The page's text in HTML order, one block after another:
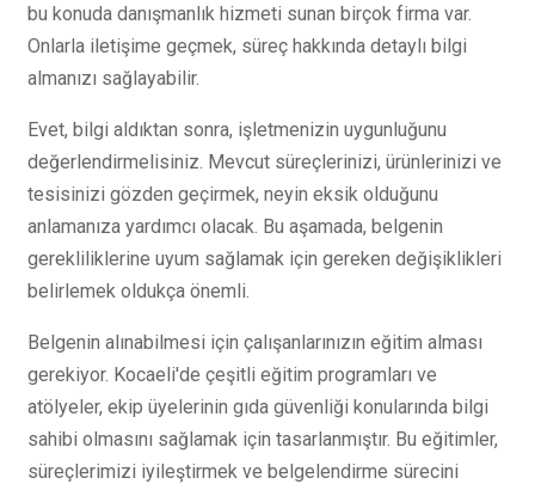
bu konuda danışmanlık hizmeti sunan birçok firma var.
Onlarla iletişime geçmek, süreç hakkında detaylı bilgi
almanızı sağlayabilir.
Evet, bilgi aldıktan sonra, işletmenizin uygunluğunu
değerlendirmelisiniz. Mevcut süreçlerinizi, ürünlerinizi ve
tesisinizi gözden geçirmek, neyin eksik olduğunu
anlamanıza yardımcı olacak. Bu aşamada, belgenin
gerekliliklerine uyum sağlamak için gereken değişiklikleri
belirlemek oldukça önemli.
Belgenin alınabilmesi için çalışanlarınızın eğitim alması
gerekiyor. Kocaeli'de çeşitli eğitim programları ve
atölyeler, ekip üyelerinin gıda güvenliği konularında bilgi
sahibi olmasını sağlamak için tasarlanmıştır. Bu eğitimler,
süreçlerimizi iyileştirmek ve belgelendirme sürecini